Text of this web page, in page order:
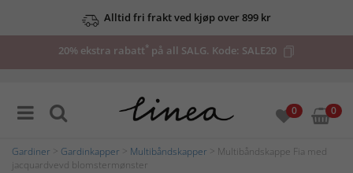
Alltid fri frakt ved kjøp over 899 kr
20% ekstra rabatt* på all SALG. Kode: SALE20
0 0
Gardiner Gardinkapper Multibåndskapper > Multibåndskappe Fia med
jacquardvevd blomstermønster